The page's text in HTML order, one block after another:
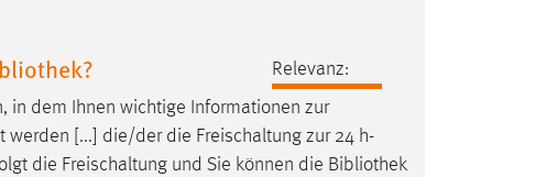
Relevanz:
in dem Ihnen wichtige Informationen zur
[...] die/der die Freischaltung zur 24 h-
die Freischaltung und Sie können die Bibliothek